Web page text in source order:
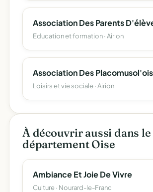
Education et formation · Airion
Association Des
Loisirs et vie sociale · Airion
À découvrir aussi dans le
département Oise
Ambiance Et Joie De Vivre
Culture · Nourard-le-Franc